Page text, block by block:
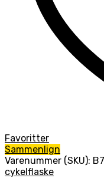
Favoritter
Sammenlign
Varenummer (SKU):
cykelflaske